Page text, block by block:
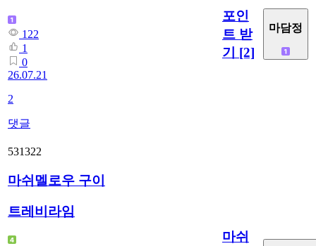
122
1
0
26.07.21
2
댓글
포인
트 받
기
[2]
마담정
531322
마쉬멜로우 구이
트레비라임
마쉬